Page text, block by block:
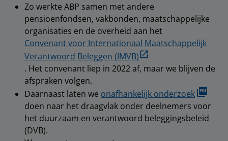
Zo werkte ABP samen met andere
pensioenfondsen, vakbonden, maatschappelijke
organisaties en de overheid aan het
Convenant voor Internationaal Maatschappelijk
Verantwoord Beleggen (IMVB)
. Het convenant liep in 2022 af, maar we blijven de
afspraken volgen.
Daarnaast laten we onafhankelijk onderzoek
doen naar het draagvlak onder deelnemers voor
het duurzaam en verantwoord beleggingsbeleid
(DVB).